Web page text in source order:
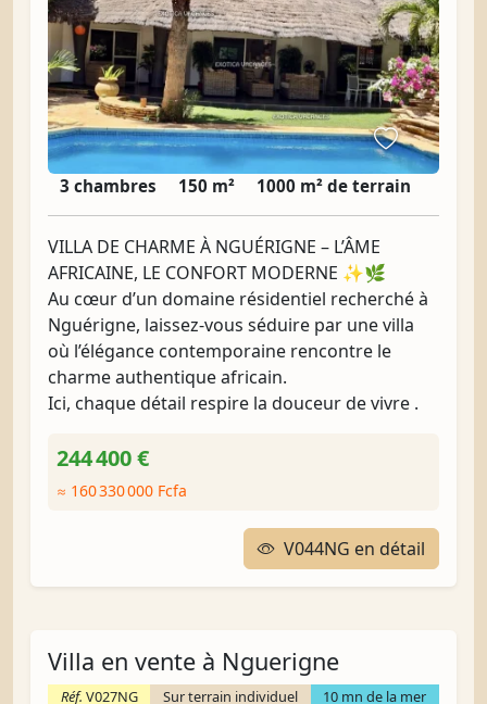
3 chambres 150 m² 1000 m² de terrain
VILLA DE CHARME À NGUÉRIGNE – L’ÂME
AFRICAINE, LE CONFORT MODERNE ✨🌿
Au cœur d’un domaine résidentiel recherché à
Nguérigne, laissez-vous séduire par une villa
où l’élégance contemporaine rencontre le
charme authentique africain.
Ici, chaque détail respire la douceur de vivre .
244 400 €
≈ 160 330 000 Fcfa
V044NG en détail
Villa en vente à Nguerigne
Réf. V027NG Sur terrain individuel 10 mn de la mer